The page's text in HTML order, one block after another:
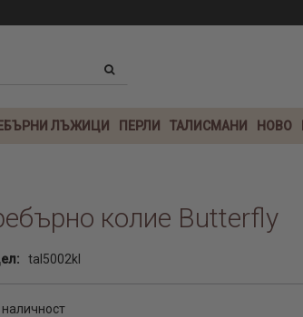
ЛЪЖИЦИ ПЕРЛИ ТАЛИСМАНИ НОВО
колие Butterfly
tal5002kl
наличност